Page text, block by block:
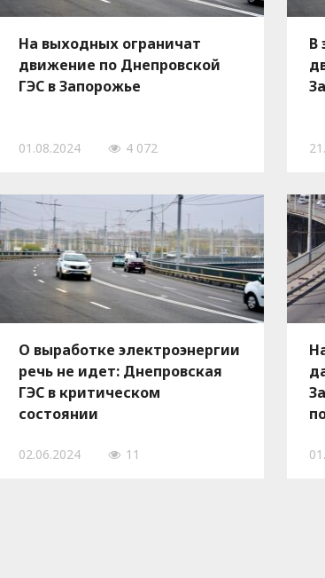
На выходных ограничат
движение по Днепровской
ГЭС в Запорожье
01.08.2024 4 072
В
О выработке электроэнергии
речь не идет: Днепровская
ГЭС в критическом
состоянии
02.06.2024 11